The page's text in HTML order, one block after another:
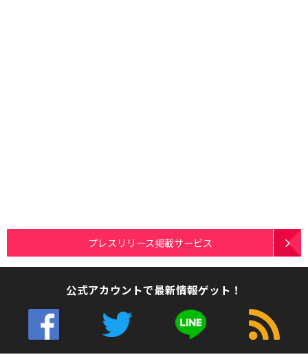
プレスリリース掲載サービス
公式アカウントで最新情報ゲット！